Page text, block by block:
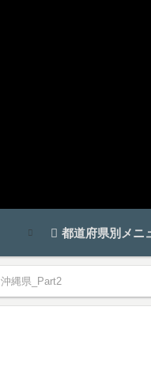
都道府県別メニ
沖縄県_Part2